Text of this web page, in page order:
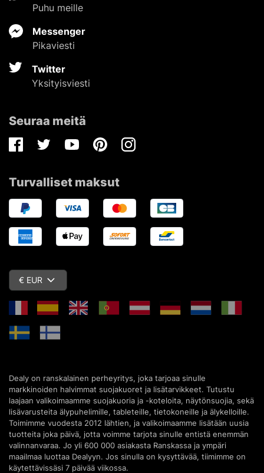
Puhu meille
Messenger
Pikaviesti
Twitter
Yksityisviesti
Seuraa meitä
FacebookTwitterYoutubePinterestInstagram
Turvalliset maksut
€ EUR
Dealy on ranskalainen perheyritys, joka tarjoaa sinulle
markkinoiden halvimmat suojakuoret ja lisätarvikkeet. Tutustu
laajaan valikoimaamme suojakuoria ja -koteloita, näytönsuojia, sekä
lisävarusteita älypuhelimille, tableteille, tietokoneille ja älykelloille.
Toimimme vuodesta 2012 lähtien, ja valikoimaamme lisätään uusia
tuotteita joka päivä, jotta voimme tarjota sinulle entistä enemmän
valinnanvaraa. Jo yli 600 000 asiakasta Ranskassa ja ympäri
maailmaa luottaa Dealyyn. Jos sinulla on kysyttävää, tiimimme on
käytettävissäsi 7 päivää viikossa.